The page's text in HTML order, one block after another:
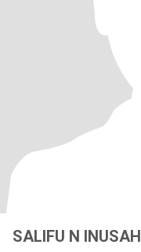
SALIFU N INUSAH